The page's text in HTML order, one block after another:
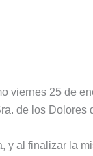
viernes 25 de
de los Dolores
y al finalizar la